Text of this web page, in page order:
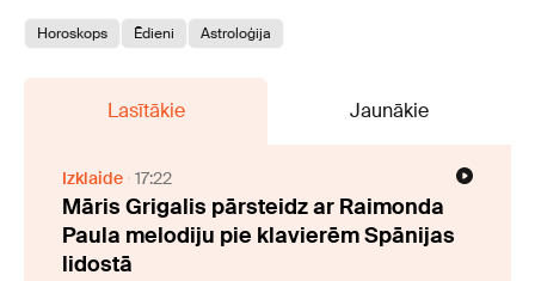
Horoskops Ēdieni Astroloģija
Lasītākie Jaunākie
Izklaide 17:22
Māris Grigalis pārsteidz ar Raimonda
Paula melodiju pie klavierēm Spānijas
lidostā